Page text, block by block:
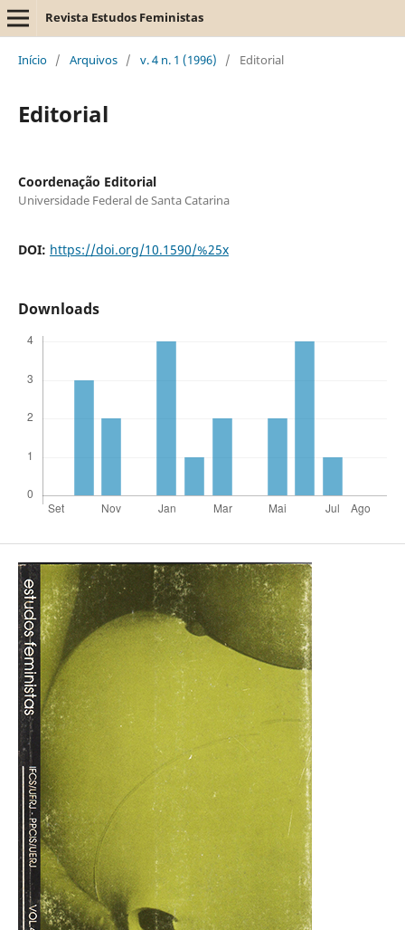
Revista Estudos Feministas
Início / Arquivos / v. 4 n. 1 (1996) / Editorial
Editorial
Coordenação Editorial
Universidade Federal de Santa Catarina
DOI: https://doi.org/10.1590/%25x
Downloads